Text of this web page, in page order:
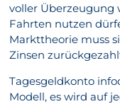
voller Überzeugung
Fahrten nutzen
Markttheorie muss
Zinsen
Tagesgeldkonto
Modell, es wird auf